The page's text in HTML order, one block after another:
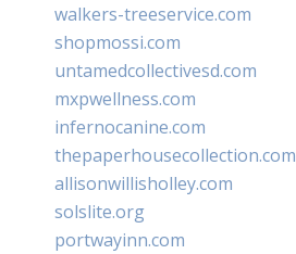
walkers-treeservice.com
shopmossi.com
untamedcollectivesd.com
mxpwellness.com
infernocanine.com
thepaperhousecollection.com
allisonwillisholley.com
solslite.org
portwayinn.com